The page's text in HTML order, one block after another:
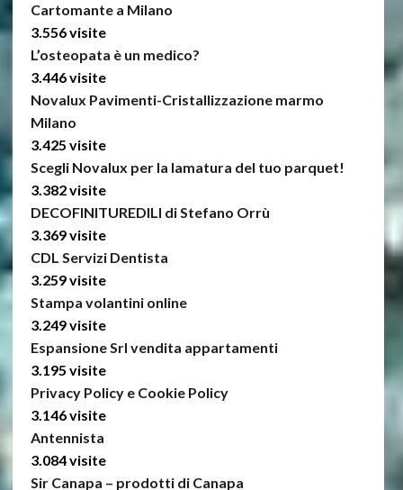
Cartomante a Milano
3.556 visite
L’osteopata è un medico?
3.446 visite
Novalux Pavimenti-Cristallizzazione marmo
Milano
3.425 visite
Scegli Novalux per la lamatura del tuo parquet!
3.382 visite
DECOFINITUREDILI di Stefano Orrù
3.369 visite
CDL Servizi Dentista
3.259 visite
Stampa volantini online
3.249 visite
Espansione Srl vendita appartamenti
3.195 visite
Privacy Policy e Cookie Policy
3.146 visite
Antennista
3.084 visite
Sir Canapa – prodotti di Canapa